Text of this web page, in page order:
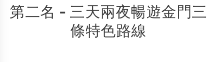
第二名 - 三天兩夜暢遊金門三
條特色路線